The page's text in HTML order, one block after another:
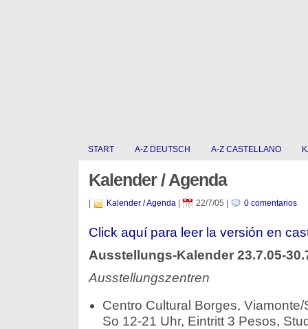
START A-Z DEUTSCH A-Z CASTELLANO
Kalender / Agenda
Kalender / Agenda| 22/7/05 0 comentarios
Click aquí para leer la versión en
Ausstellungs-Kalender 23.7.05-
Ausstellungszentren
Centro Cultural Borges,
So 12-21 Uhr, Eintritt 3 Pesos,